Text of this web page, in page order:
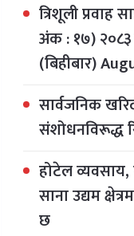
त्रिशूली प्रवाह
अंक : १७)
(बिहीबार)
सार्वजनिक
संशोधनविरूद्ध
होटेल व्यवसाय,
साना उद्यम
छ